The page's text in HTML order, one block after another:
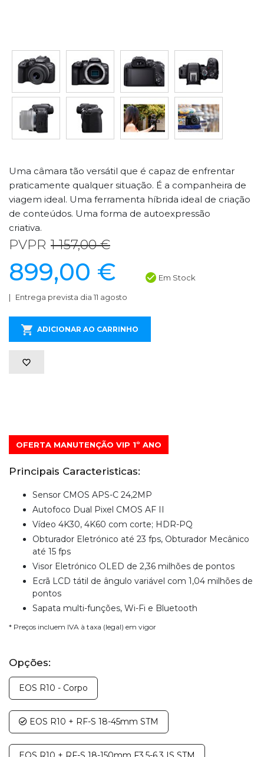
Uma câmara tão versátil que é capaz de enfrentar
praticamente qualquer situação. É a companheira de
viagem ideal. Uma ferramenta híbrida ideal de criação
de conteúdos. Uma forma de autoexpressão
criativa.
PVPR 1 157,00 €
899,00 € Em Stock
Entrega prevista dia 11 agosto
ADICIONAR AO CARRINHO
OFERTA MANUTENÇÃO VIP 1º ANO
Principais Caracteristicas:
Sensor CMOS APS-C 24,2MP
Autofoco Dual Pixel CMOS AF II
Vídeo 4K30, 4K60 com corte; HDR-PQ
Obturador Eletrónico até 23 fps, Obturador Mecânico
até 15 fps
Visor Eletrónico OLED de 2,36 milhões de pontos
Ecrã LCD tátil de ângulo variável com 1,04 milhões de
pontos
Sapata multi-funções, Wi-Fi e Bluetooth
* Preços incluem IVA à taxa (legal) em vigor
Opções:
EOS R10 - Corpo
EOS R10 + RF-S 18-45mm STM